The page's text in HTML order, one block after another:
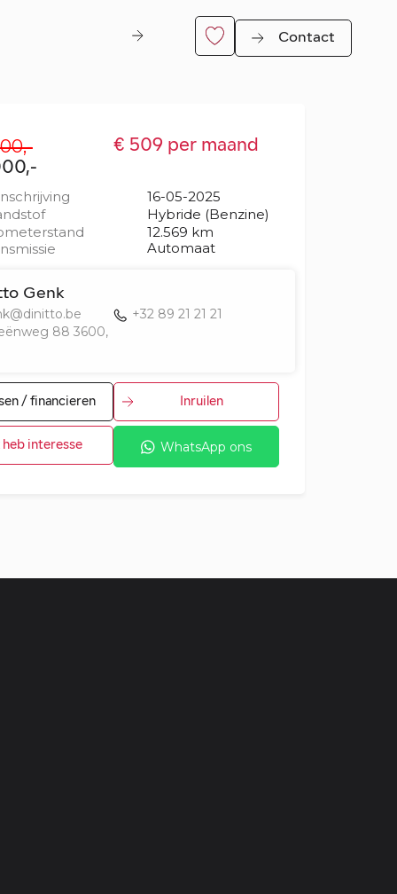
Contact
€ 509 per maand
16-05-2025
Hybride (Benzine)
12.569 km
Automaat
Genk
+32 89 21 21 21
88 3600,
/ financieren Inruilen
heb interesse WhatsApp ons